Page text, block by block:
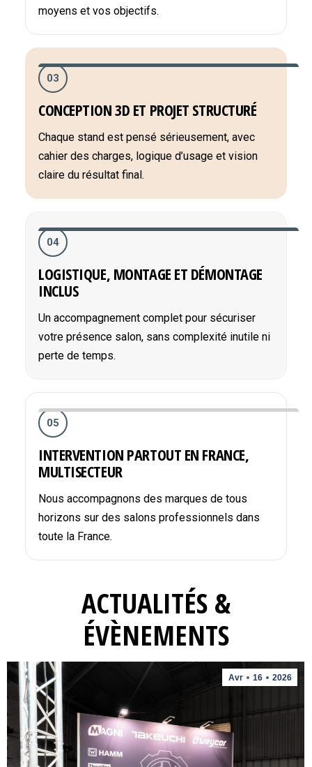
moyens et vos objectifs.
03
CONCEPTION 3D ET PROJET STRUCTURÉ
Chaque stand est pensé sérieusement, avec
cahier des charges, logique d’usage et vision
claire du résultat final.
04
LOGISTIQUE, MONTAGE ET DÉMONTAGE
INCLUS
Un accompagnement complet pour sécuriser
votre présence salon, sans complexité inutile ni
perte de temps.
05
INTERVENTION PARTOUT EN FRANCE,
MULTISECTEUR
Nous accompagnons des marques de tous
horizons sur des salons professionnels dans
toute la France.
ACTUALITÉS &
ÉVÈNEMENTS
Avr 16 2026